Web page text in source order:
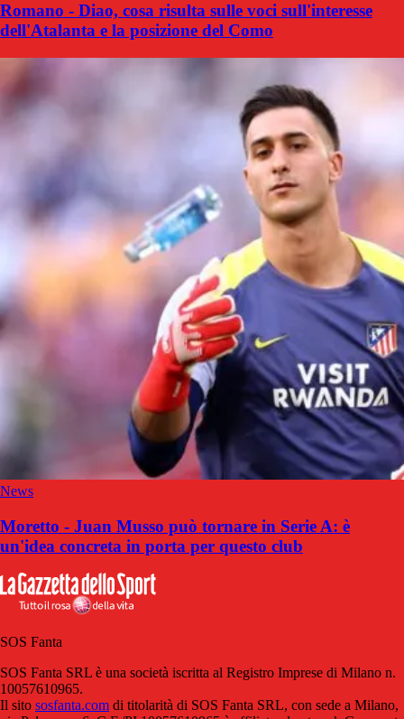
Romano - Diao, cosa risulta sulle voci sull'interesse
dell'Atalanta e la posizione del Como
News
Moretto - Juan Musso può tornare in Serie A: è
un'idea concreta in porta per questo club
SOS Fanta
SOS Fanta SRL è una società iscritta al Registro Imprese di Milano n.
10057610965.
Il sito sosfanta.com di titolarità di SOS Fanta SRL, con sede a Milano,